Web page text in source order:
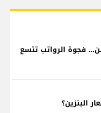
فجوة الرواتب تتسع
البنزين؟